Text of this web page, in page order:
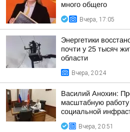
много общего
Вчера, 17:05
Энергетики
почти у 25 тысяч
области
Вчера, 20:24
Василий Анохин:
масштабную
социальной
Вчера, 20:51